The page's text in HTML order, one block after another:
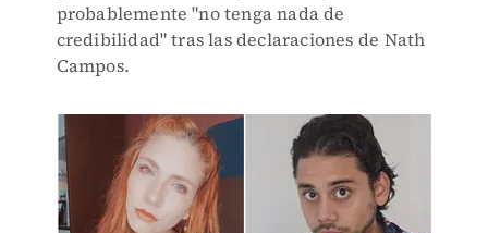
probablemente "no tenga nada de
credibilidad" tras las declaraciones de Nath
Campos.